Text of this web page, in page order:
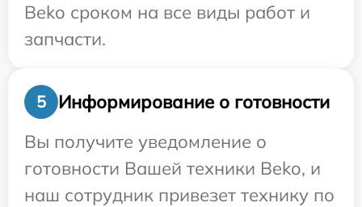
Beko сроком на все виды работ и
запчасти.
5
Информирование о готовности
Вы получите уведомление о
готовности Вашей техники Beko, и
наш сотрудник привезет технику по